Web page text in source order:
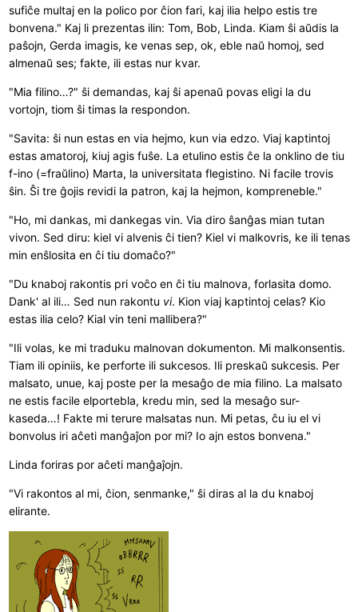
sufiĉe multaj en la polico por ĉion fari, kaj ilia helpo estis tre
bonvena." Kaj li prezentas ilin: Tom, Bob, Linda. Kiam ŝi aŭdis la
paŝojn, Gerda imagis, ke venas sep, ok, eble naŭ homoj, sed
almenaŭ ses; fakte, ili estas nur kvar.
"Mia filino…?" ŝi demandas, kaj ŝi apenaŭ povas eligi la du
vortojn, tiom ŝi timas la respondon.
"Savita: ŝi nun estas en via hejmo, kun via edzo. Viaj kaptintoj
estas amatoroj, kiuj agis fuŝe. La etulino estis ĉe la onklino de tiu
f-ino (=fraŭlino) Marta, la universitata flegistino. Ni facile trovis
ŝin. Ŝi tre ĝojis revidi la patron, kaj la hejmon, kompreneble."
"Ho, mi dankas, mi dankegas vin. Via diro ŝanĝas mian tutan
vivon. Sed diru: kiel vi alvenis ĉi tien? Kiel vi malkovris, ke ili tenas
min enŝlosita en ĉi tiu domaĉo?"
"Du knaboj rakontis pri voĉo en ĉi tiu malnova, forlasita domo.
Dank' al ili… Sed nun rakontu vi. Kion viaj kaptintoj celas? Kio
estas ilia celo? Kial vin teni mallibera?"
"Ili volas, ke mi traduku malnovan dokumenton. Mi malkonsentis.
Tiam ili opiniis, ke perforte ili sukcesos. Ili preskaŭ sukcesis. Per
malsato, unue, kaj poste per la mesaĝo de mia filino. La malsato
ne estis facile elportebla, kredu min, sed la mesaĝo sur-
kaseda…! Fakte mi terure malsatas nun. Mi petas, ĉu iu el vi
bonvolus iri aĉeti manĝaĵon por mi? Io ajn estos bonvena."
Linda foriras por aĉeti manĝaĵojn.
"Vi rakontos al mi, ĉion, senmanke," ŝi diras al la du knaboj
elirante.